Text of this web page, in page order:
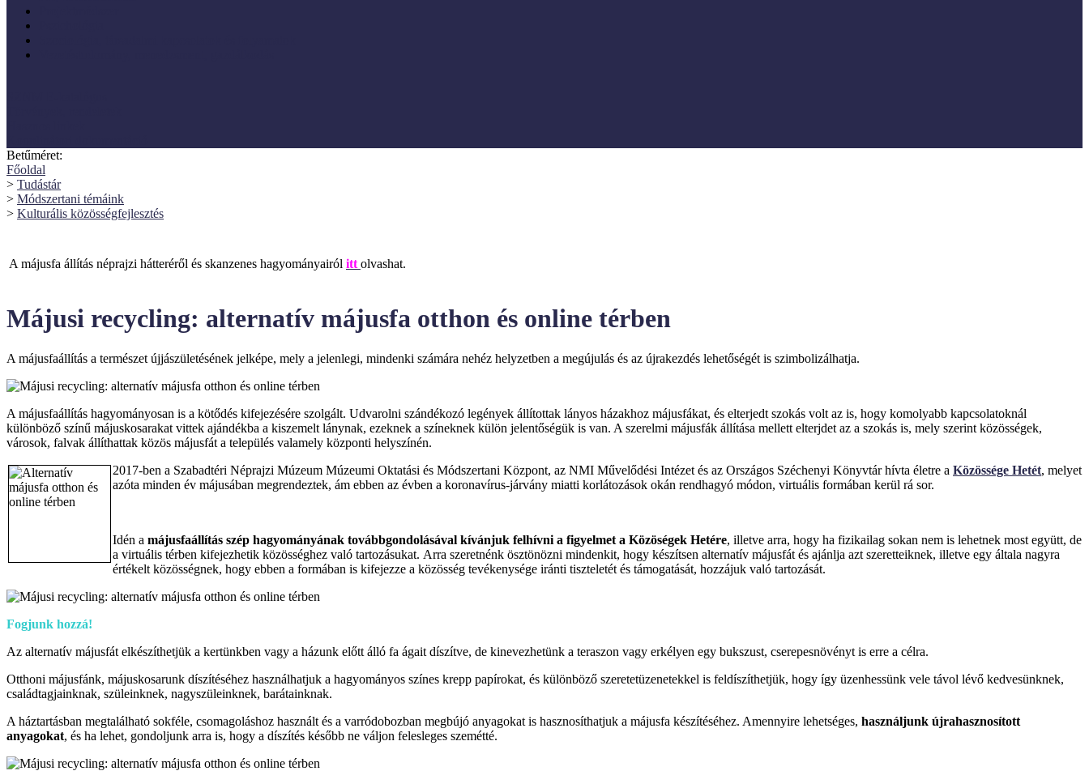
Betűméret:
Főoldal
> Tudástár
> Módszertani témáink
> Kulturális közösségfejlesztés
A májusfa állítás néprajzi hátteréről és skanzenes hagyományairól itt olvashat.
Májusi recycling: alternatív májusfa otthon és online térben
A májusfaállítás a természet újjászületésének jelképe, mely a jelenlegi, mindenki számára nehéz helyzetben a megújulás és az újrakezdés lehetőségét is szimbolizálhatja.
A májusfaállítás hagyományosan is a kötődés kifejezésére szolgált. Udvarolni szándékozó legények állítottak lányos házakhoz májusfákat, és elterjedt szokás volt az is, hogy komolyabb kapcsolatoknál
különböző színű májuskosarakat vittek ajándékba a kiszemelt lánynak, ezeknek a színeknek külön jelentőségük is van. A szerelmi májusfák állítása mellett elterjdet az a szokás is, mely szerint közösségek,
városok, falvak állíthattak közös májusfát a település valamely központi helyszínén.
2017-ben a Szabadtéri Néprajzi Múzeum Múzeumi Oktatási és Módszertani Központ, az NMI Művelődési Intézet és az Országos Széchenyi Könyvtár hívta életre a Közössége Hetét, melyet
azóta minden év májusában megrendeztek, ám ebben az évben a koronavírus-járvány miatti korlátozások okán rendhagyó módon, virtuális formában kerül rá sor.
Idén a májusfaállítás szép hagyományának továbbgondolásával kívánjuk felhívni a figyelmet a Közöségek Hetére, illetve arra, hogy ha fizikailag sokan nem is lehetnek most együtt, de
a virtuális térben kifejezhetik közösséghez való tartozásukat. Arra szeretnénk ösztönözni mindenkit, hogy készítsen alternatív májusfát és ajánlja azt szeretteiknek, illetve egy általa nagyra
értékelt közösségnek, hogy ebben a formában is kifejezze a közösség tevékenysége iránti tiszteletét és támogatását, hozzájuk való tartozását.
Fogjunk hozzá!
Az alternatív májusfát elkészíthetjük a kertünkben vagy a házunk előtt álló fa ágait díszítve, de kinevezhetünk a teraszon vagy erkélyen egy bukszust, cserepesnövényt is erre a célra.
Otthoni májusfánk, májuskosarunk díszítéséhez használhatjuk a hagyományos színes krepp papírokat, és különböző szeretetüzenetekkel is feldíszíthetjük, hogy így üzenhessünk vele távol lévő kedvesünknek,
családtagjainknak, szüleinknek, nagyszüleinknek, barátainknak.
A háztartásban megtalálható sokféle, csomagoláshoz használt és a varródobozban megbújó anyagokat is hasznosíthatjuk a májusfa készítéséhez. Amennyire lehetséges, használjunk újrahasznosított
anyagokat, és ha lehet, gondoljunk arra is, hogy a díszítés később ne váljon felesleges szemétté.